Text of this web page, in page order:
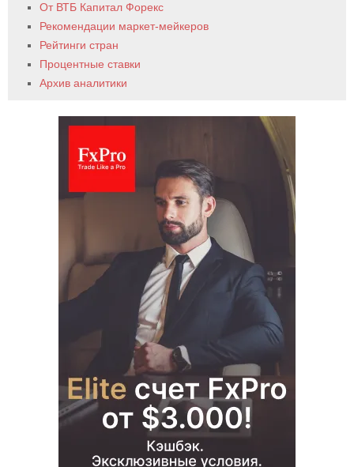
От ВТБ Капитал Форекс
Рекомендации маркет-мейкеров
Рейтинги стран
Процентные ставки
Архив аналитики